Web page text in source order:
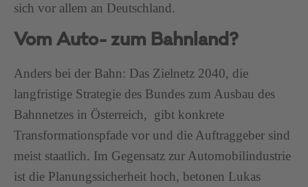
sich vor allem an Deutschland.
Vom Auto- zum Bahnland?
Anders bei der Bahn: Das Zielnetz 2040, die
langfristige Strategie des Bundes zum Ausbau des
Bahnnetzes in Österreich, gibt konkrete
Transformationspfade vor und die Auftraggeber sind
meist staatlich. Im Gegensatz zur Automobilindustrie
ist die Planungssicherheit hoch, betonen Lukas